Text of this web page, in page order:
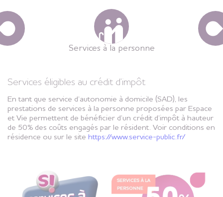
Services à la personne
Services éligibles au crédit d’impôt
En tant que service d’autonomie à domicile (SAD), les
prestations de services à la personne proposées par Espace
et Vie permettent de bénéficier d’un crédit d’impôt à hauteur
de 50% des coûts engagés par le résident. Voir conditions en
résidence ou sur le site https://www.service-public.fr/